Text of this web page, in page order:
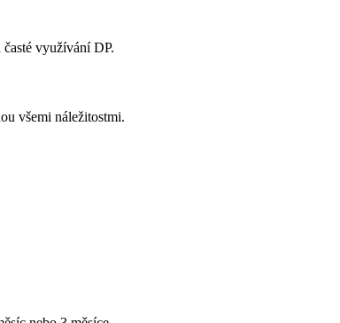
využívání DP.
všemi náležitostmi.